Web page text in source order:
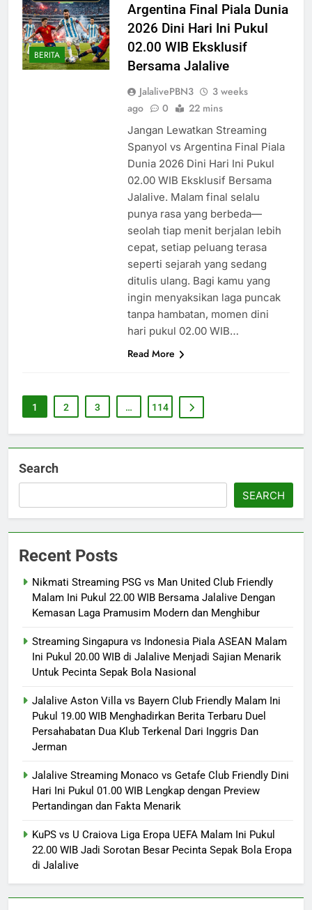
BERITA
Argentina Final Piala Dunia
2026 Dini Hari Ini Pukul
02.00 WIB Eksklusif
Bersama Jalalive
JalalivePBN3
3 weeks
ago
0 22 mins
Jangan Lewatkan Streaming
Spanyol vs Argentina Final Piala
Dunia 2026 Dini Hari Ini Pukul
02.00 WIB Eksklusif Bersama
Jalalive. Malam final selalu
punya rasa yang berbeda—
seolah tiap menit berjalan lebih
cepat, setiap peluang terasa
seperti sejarah yang sedang
ditulis ulang. Bagi kamu yang
ingin menyaksikan laga puncak
tanpa hambatan, momen dini
hari pukul 02.00 WIB…
Read More
1 2 3 … 114
Search
SEARCH
Recent Posts
Nikmati Streaming PSG vs Man United Club Friendly
Malam Ini Pukul 22.00 WIB Bersama Jalalive Dengan
Kemasan Laga Pramusim Modern dan Menghibur
Streaming Singapura vs Indonesia Piala ASEAN Malam
Ini Pukul 20.00 WIB di Jalalive Menjadi Sajian Menarik
Untuk Pecinta Sepak Bola Nasional
Jalalive Aston Villa vs Bayern Club Friendly Malam Ini
Pukul 19.00 WIB Menghadirkan Berita Terbaru Duel
Persahabatan Dua Klub Terkenal Dari Inggris Dan
Jerman
Jalalive Streaming Monaco vs Getafe Club Friendly Dini
Hari Ini Pukul 01.00 WIB Lengkap dengan Preview
Pertandingan dan Fakta Menarik
KuPS vs U Craiova Liga Eropa UEFA Malam Ini Pukul
22.00 WIB Jadi Sorotan Besar Pecinta Sepak Bola Eropa
di Jalalive